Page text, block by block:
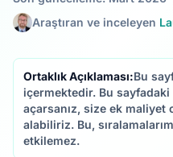
Araştıran ve inceleyen
Ortaklık Açıklaması:Bu
içermektedir. Bu sayfadaki
açarsanız, size ek maliyet
alabiliriz. Bu,
etkilemez.